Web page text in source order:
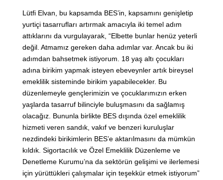
Lütfi Elvan, bu kapsamda BES’in, kapsamını genişletip
yurtiçi tasarrufları artırmak amacıyla iki temel adım
attıklarını da vurgulayarak, “Elbette bunlar henüz yeterli
değil. Atmamız gereken daha adımlar var. Ancak bu iki
adımdan bahsetmek istiyorum. 18 yaş altı çocukları
adına birikim yapmak isteyen ebeveynler artık bireysel
emeklilik sisteminde birikim yapabilecekler. Bu
düzenlemeyle gençlerimizin ve çocuklarımızın erken
yaşlarda tasarruf bilinciyle buluşmasını da sağlamış
olacağız. Bununla birlikte BES dışında özel emeklilik
hizmeti veren sandık, vakıf ve benzeri kuruluşlar
nezdindeki birikimlerin BES’e aktarılmasını da mümkün
kıldık. Sigortacılık ve Özel Emeklilik Düzenleme ve
Denetleme Kurumu’na da sektörün gelişimi ve ilerlemesi
için yürüttükleri çalışmalar için teşekkür etmek istiyorum”